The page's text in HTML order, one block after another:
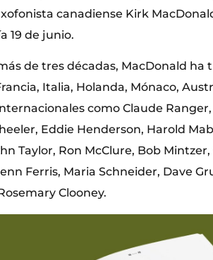
canadiense Kirk
19 de junio.
de tres décadas, MacDonald ha
Italia, Holanda, Mónaco,
como Claude
Eddie Henderson, Harold
Taylor, Ron McClure, Bob
Ferris, Maria Schneider, Dave
Clooney.